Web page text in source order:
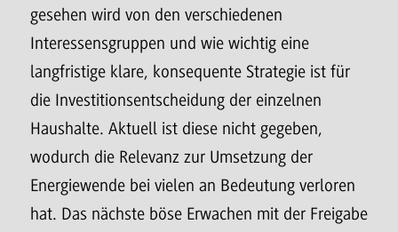
gesehen wird von den verschiedenen
Interessensgruppen und wie wichtig eine
langfristige klare, konsequente Strategie ist für
die Investitionsentscheidung der einzelnen
Haushalte. Aktuell ist diese nicht gegeben,
wodurch die Relevanz zur Umsetzung der
Energiewende bei vielen an Bedeutung verloren
hat. Das nächste böse Erwachen mit der Freigabe